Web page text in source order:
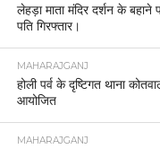
लेहड़ा माता मंदिर दर्शन के बहाने
पति गिरफ्तार।
MAHARAJGANJ
होली पर्व के दृष्टिगत थाना
आयोजित
MAHARAJGANJ